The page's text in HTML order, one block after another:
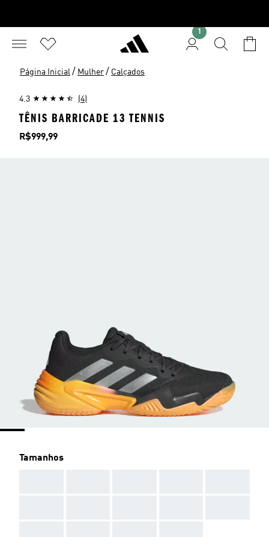
Página Inicial / Mulher / Calçados
4.3 (4)
TÊNIS BARRICADE 13 TENNIS
Preço
R$999,99
Tamanhos